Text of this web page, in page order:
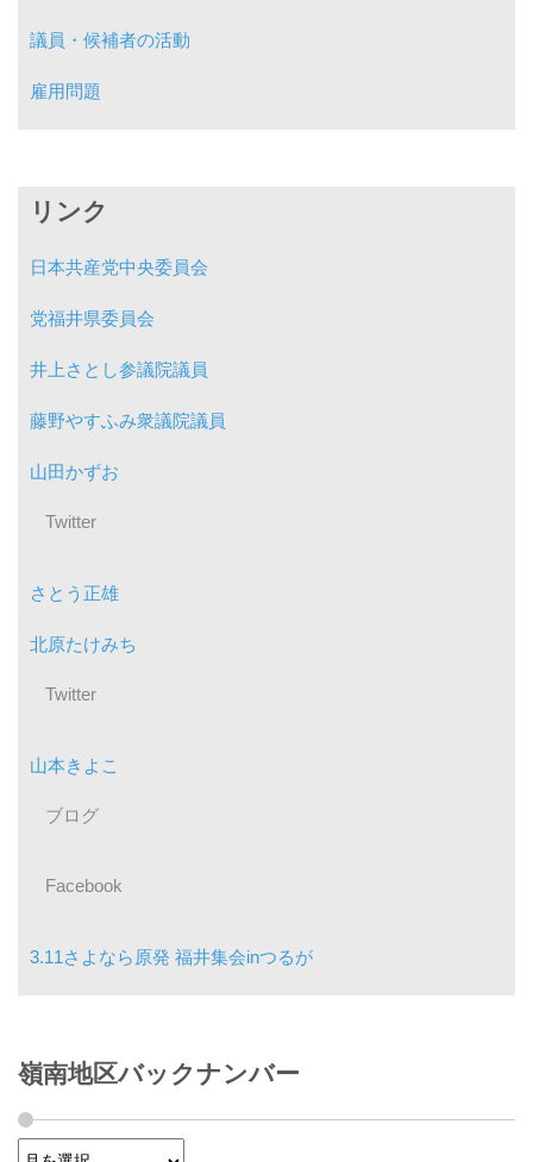
議員・候補者の活動
雇用問題
リンク
日本共産党中央委員会
党福井県委員会
井上さとし参議院議員
藤野やすふみ衆議院議員
山田かずお
Twitter
さとう正雄
北原たけみち
Twitter
山本きよこ
ブログ
Facebook
3.11さよなら原発 福井集会inつるが
嶺南地区バックナンバー
嶺南地区バックナンバー